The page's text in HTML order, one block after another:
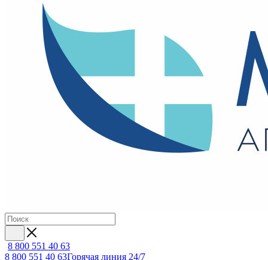
8 800 551 40 63
8 800 551 40 63Горячая линия 24/7